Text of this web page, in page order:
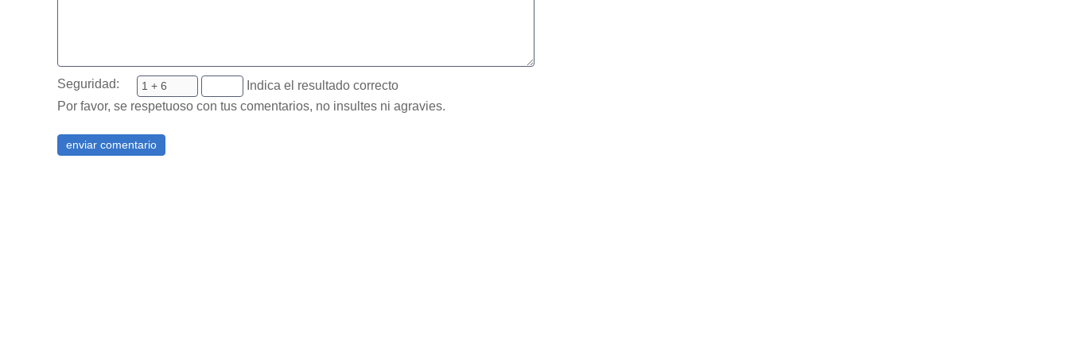
Seguridad:
Indica el resultado correcto
Por favor, se respetuoso con tus comentarios, no insultes ni agravies.